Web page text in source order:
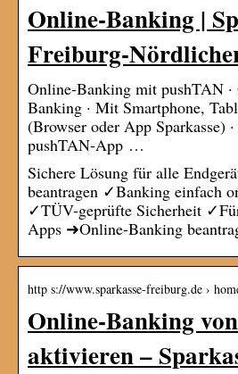
Online-Banking |
Freiburg-
Online-Banking mit pushTAN
Banking · Mit Smartphone,
(Browser oder App Sparkasse)
pushTAN-App …
Sichere Lösung für alle
beantragen ✓Banking einfach
✓TÜV-geprüfte Sicherheit
Apps ➜Online-Banking
http s://www.sparkasse-freiburg.de ›
Online-Banking
aktivieren –